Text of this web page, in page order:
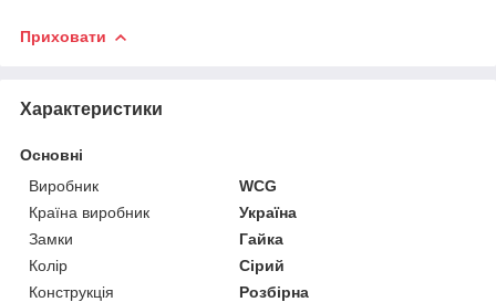
Приховати
Характеристики
Основні
Виробник
WCG
Країна виробник
Україна
Замки
Гайка
Колір
Сірий
Конструкція
Розбірна